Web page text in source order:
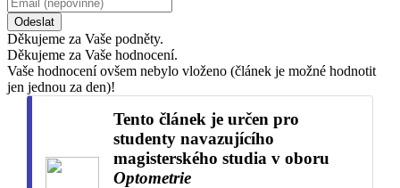
Odeslat
Děkujeme za Vaše podněty.
Děkujeme za Vaše hodnocení.
Vaše hodnocení ovšem nebylo vloženo (článek je možné hodnotit
jen jednou za den)!
Tento článek je určen pro
studenty navazujícího
magisterského studia v oboru
Optometrie